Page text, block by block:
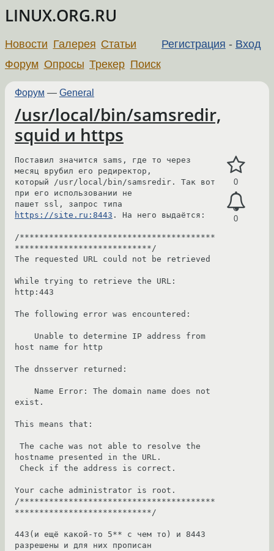
LINUX.ORG.RU
Регистрация - Вход
Новости Галерея Статьи
Форум Опросы Трекер Поиск
Форум — General
/usr/local/bin/samsredir,
squid и https
0
0
Поставил значится sams, где то через
месяц врубил его редиректор,
который /usr/local/bin/samsredir. Так вот
при его использовании не
https://site.ru:8443 . На него выдаётся:
/****************************************
****************************/
The requested URL could not be retrieved
While trying to retrieve the URL:
http:443
The following error was encountered:
host name for http
The dnsserver returned:
exist.
This means that:
hostname presented in the URL.
Your cache administrator is root.
/****************************************
****************************/
443(и ещё какой-то 5** с чем то) и 8443
разрешены и для них прописан